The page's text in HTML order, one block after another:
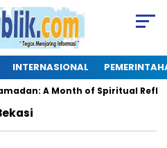
INTERNASIONAL
A Month of Spiritual